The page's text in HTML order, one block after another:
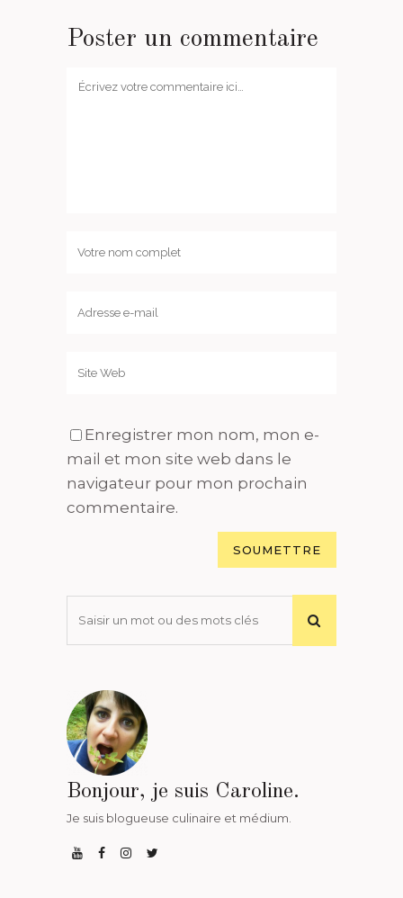
Poster un commentaire
Enregistrer mon nom, mon e-
mail et mon site web dans le
navigateur pour mon prochain
commentaire.
Bonjour, je suis Caroline.
Je suis blogueuse culinaire et médium.